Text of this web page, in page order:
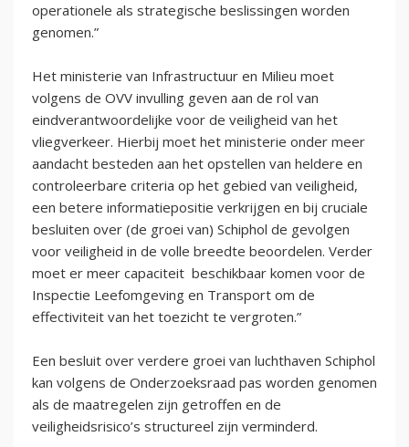
operationele als strategische beslissingen worden
genomen.”
Het ministerie van Infrastructuur en Milieu moet
volgens de OVV invulling geven aan de rol van
eindverantwoordelijke voor de veiligheid van het
vliegverkeer. Hierbij moet het ministerie onder meer
aandacht besteden aan het opstellen van heldere en
controleerbare criteria op het gebied van veiligheid,
een betere informatiepositie verkrijgen en bij cruciale
besluiten over (de groei van) Schiphol de gevolgen
voor veiligheid in de volle breedte beoordelen. Verder
moet er meer capaciteit beschikbaar komen voor de
Inspectie Leefomgeving en Transport om de
effectiviteit van het toezicht te vergroten.”
Een besluit over verdere groei van luchthaven Schiphol
kan volgens de Onderzoeksraad pas worden genomen
als de maatregelen zijn getroffen en de
veiligheidsrisico’s structureel zijn verminderd.